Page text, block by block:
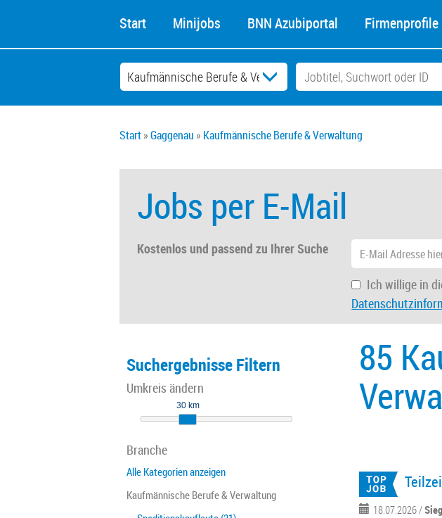
Start Minijobs BNN Azubiportal Firmenprofile
Start Gaggenau Kaufmännische Berufe & Verwaltung
Jobs per E-Mail
Kostenlos und passend zu Ihrer Suche
Ich willige in
Suchergebnisse Filtern
Umkreis ändern
30 km
Branche
Alle Kategorien anzeigen
Kaufmännische Berufe & Verwaltung
85
18.07.2026 /